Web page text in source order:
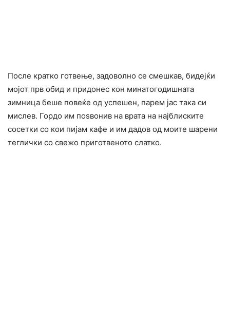
После кратко готвење, задоволно се смешкав, бидејќи
мојот прв обид и придонес кон минатогодишната
зимница беше повеќе од успешен, парем јас така си
мислев. Гордо им поѕвонив на врата на најблиските
сосетки со кои пијам кафе и им дадов од моите шарени
теглички со свежо приготвеното слатко.